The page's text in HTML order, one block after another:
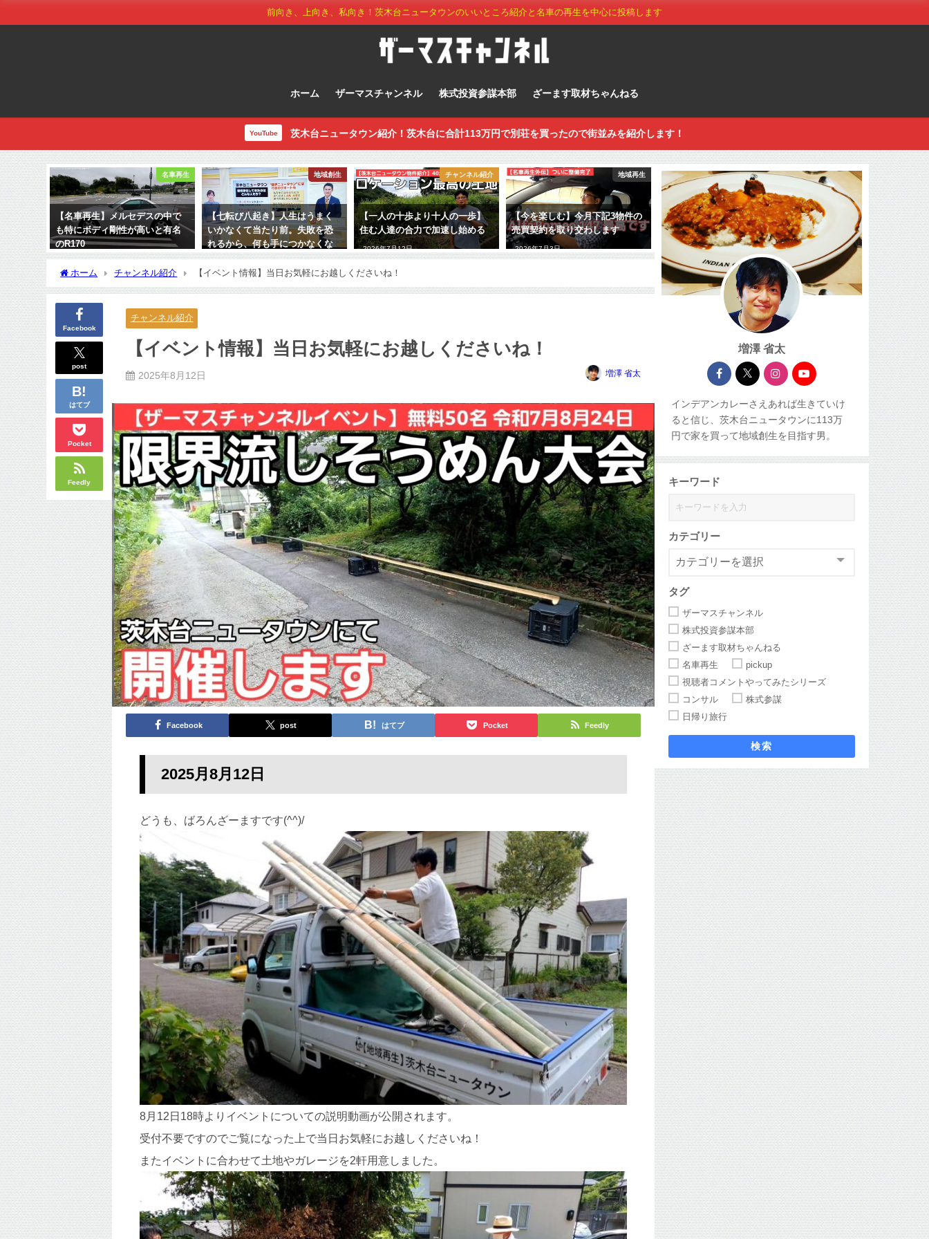
前向き、上向き、私向き！茨木台ニュータウンのいいところ紹介と名車の再生を中心に投稿します
ホーム ザーマスチャンネル 株式投資参謀本部 ざーます取材ちゃんねる
YouTube 茨木台ニュータウン紹介！茨木台に合計113万円で別荘を買ったので街並みを紹介します！
名車再生
【名車再生】メルセデスの中で
も特にボディ剛性が高いと有名
のR170
地域創生
【七転び八起き】人生はうまく
いかなくて当たり前。失敗を恐
れるから、何も手につかなくな
るのではないか
2022年12月1日
チャンネル紹介
【一人の十歩より十人の一歩】
住む人達の合力で加速し始める
2026年7月12日
地域再生
【今を楽しむ】今月下記3物件の
売買契約を取り交わします
2026年7月3日
ホーム チャンネル紹介 【イベント情報】当日お気軽にお越しくださいね！
Facebook
post
はてブ
Pocket
Feedly
チャンネル紹介
【イベント情報】当日お気軽にお越しくださいね！
2025年8月12日 増澤 省太
Facebook post はてブ Pocket Feedly
2025月8月12日
どうも、ばろんざーますです(^^)/
8月12日18時よりイベントについての説明動画が公開されます。
受付不要ですのでご覧になった上で当日お気軽にお越しくださいね！
またイベントに合わせて土地やガレージを2軒用意しました。
増澤 省太
インデアンカレーさえあれば生きていけ
ると信じ、茨木台ニュータウンに113万
円で家を買って地域創生を目指す男。
キーワード
カテゴリー
タグ
ザーマスチャンネル
株式投資参謀本部
ざーます取材ちゃんねる
名車再生
pickup
視聴者コメントやってみたシリーズ
コンサル
株式参謀
日帰り旅行
検索